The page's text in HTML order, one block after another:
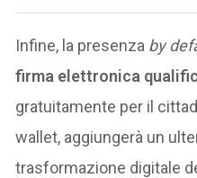
Infine, la presenza by
firma elettronica
gratuitamente per il
wallet, aggiungerà un
trasformazione digitale